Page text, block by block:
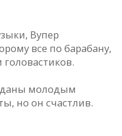
Вупер
все по барабану,
молодым
но он счастлив.